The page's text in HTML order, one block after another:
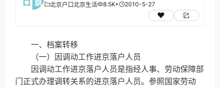
北京户口北京生活 8.5K+ 2010-5-27
一、档案转移
（一）因调动工作进京落户人员
因调动工作进京落户人员是指经人事、劳动保障部
门正式办理调转关系的进京落户人员。参照国家劳动